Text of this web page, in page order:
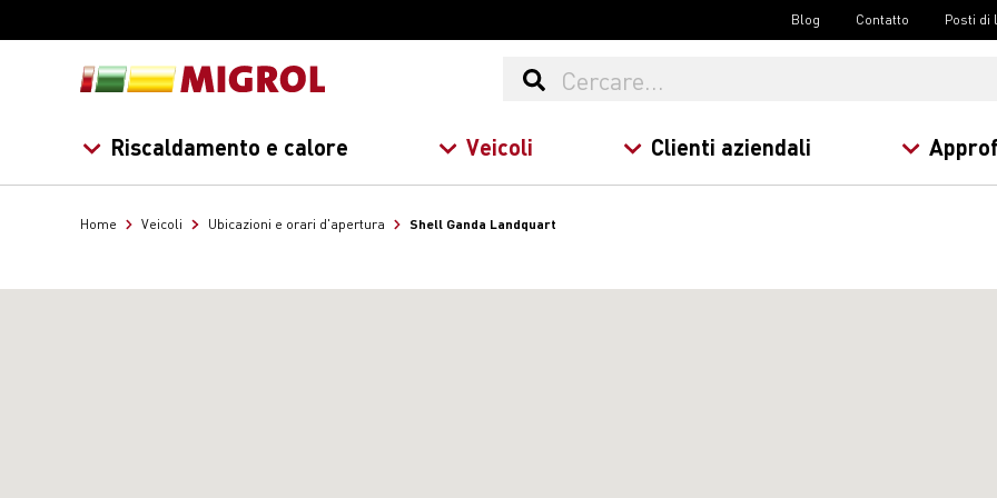
Blog Contatto Posti di
Riscaldamento e calore Veicoli Clienti aziendali
Home Veicoli Ubicazioni e orari d'apertura Shell Ganda Landquart